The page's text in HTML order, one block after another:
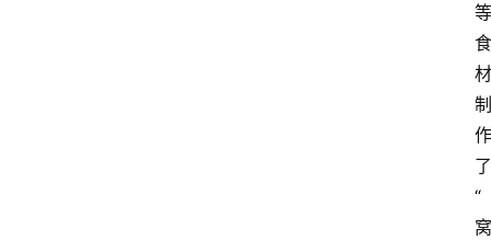
等
食
材
制
作
了
“
窝